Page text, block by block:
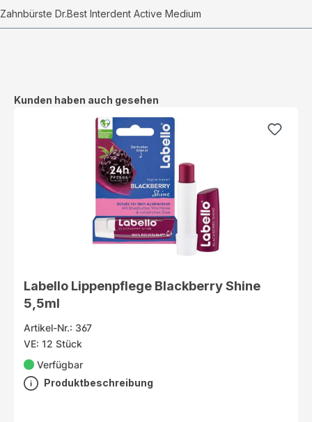
Zahnbürste Dr.Best Interdent Active Medium
Produktgalerie überspringen
Kunden haben auch gesehen
Labello Lippenpflege Blackberry Shine
5,5ml
Artikel-Nr.: 367
VE: 12 Stück
Verfügbar
Produktbeschreibung